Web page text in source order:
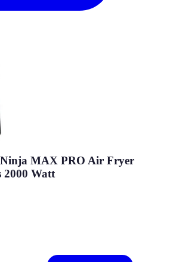
Ninja MAX PRO Air Fryer
2000 Watt